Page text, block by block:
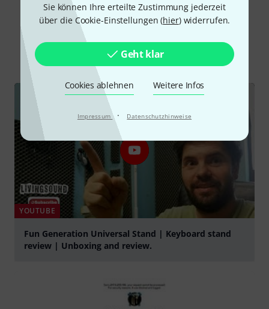
Sie können Ihre erteilte Zustimmung jederzeit
über die Cookie-Einstellungen (hier) widerrufen.
Geht klar
Cookies ablehnen Weitere Infos
Impressum · Datenschutzhinweise
Schon gewusst?
Alle Testberichte Downloads
YOUTUBE
Fun Generation Universal Stand | Keyboard stand
review | Unboxing and review.